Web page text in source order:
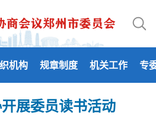
机构 规章制度 机关工作 专
展委员读书活动